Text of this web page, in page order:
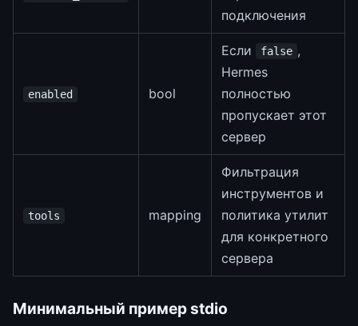
подключения
enabled bool
Если false ,
Hermes
полностью
пропускает этот
сервер
tools mapping
Фильтрация
инструментов и
политика утилит
для конкретного
сервера
Минимальный пример stdio